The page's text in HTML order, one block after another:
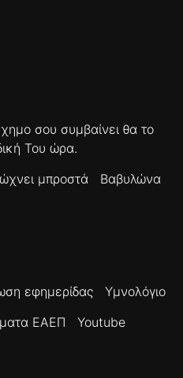
σου συμβαίνει θα το
Του ώρα.
μπροστά
Βαβυλώνα
εφημερίδας
Υμνολόγιο
ΕΑΕΠ
Youtube